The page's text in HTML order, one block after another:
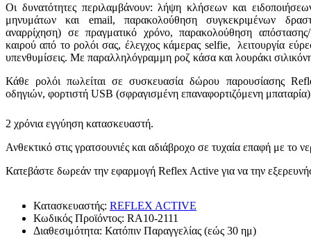
Οι δυνατότητες περιλαμβάνουν: λήψη κλήσεων και
μηνυμάτων και email, παρακολούθηση συγκεκριμένων
αναρρίχηση) σε πραγματικό χρόνο, παρακολούθηση
καιρού από το ρολόι σας, έλεγχος κάμερας selfie, λειτουργία
υπενθυμίσεις. Με παραλληλόγραμμη ροζ κάσα και λουράκι
Κάθε ρολόι πωλείται σε συσκευασία δώρου παρουσίασης
οδηγιών, φορτιστή USB (σφραγισμένη επαναφορτιζόμενη
2 χρόνια εγγύηση κατασκευαστή.
Ανθεκτικό στις γρατσουνιές και αδιάβροχο σε τυχαία επαφή με το
Κατεβάστε δωρεάν την εφαρμογή Reflex Active για να την
Κατασκευαστής: REFLEX ACTIVE
Κωδικός Προϊόντος: RA10-2111
Διαθεσιμότητα: Κατόπιν Παραγγελίας (εώς 30 ημ)